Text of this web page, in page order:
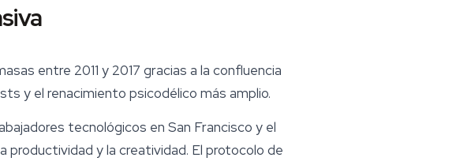
entre 2011 y 2017 gracias a la confluencia
y el renacimiento psicodélico más amplio.
tecnológicos en San Francisco y el
productividad y la creatividad. El protocolo de